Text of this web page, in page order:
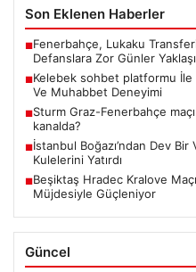
Son Eklenen Haberler
■Fenerbahçe, Lukaku
Defanslara Zor Günler
■Kelebek sohbet platformu İle
Ve Muhabbet Deneyimi
■Sturm Graz-Fenerbahçe
kanalda?
■İstanbul Boğazı’ndan Dev
Kulelerini Yatırdı
■Beşiktaş Hradec Kralove
Müjdesiyle Güçleniyor
Güncel